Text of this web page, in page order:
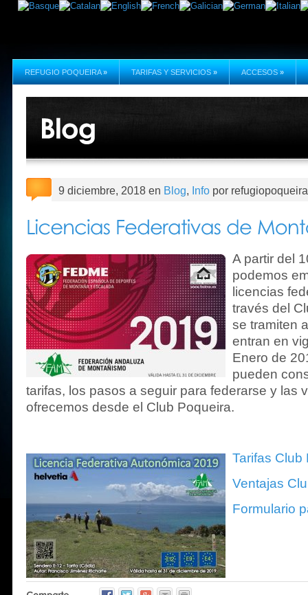
REFUGIO POQUEIRA » TARIFAS Y SERVICIOS » ACCESOS »
9 diciembre, 2018 en Blog, Info por refugiopoqueira
A partir del
podemos
licencias
través del
se tramiten
entran en
Enero de
pueden
tarifas, los pasos a seguir para federarse y las
ofrecemos desde el Club Poqueira.
Tarifas Club
Ventajas
Formulario